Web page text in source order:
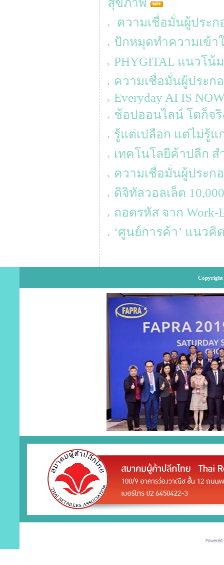
สุขภาพ
ความเชื่อมั่นผู้ประก
ปักหมุดทำความเข้า
PHYGITAL แนวโน้
ความเชื่อมั่นผู้ประก
Everyday AI IS
ช้อปออนไลน์ โตก็จ
รู้แต่เปลือก แต่ไม่รู้แ
เทคโนโลยีค้าปลีก ส
ความเชื่อมั่นผู้ประก
ดิจิทัลวอลเล็ต
ถอดรหัส จาก Work-
‘ศูนย์การค้า’ แนว
Copyright